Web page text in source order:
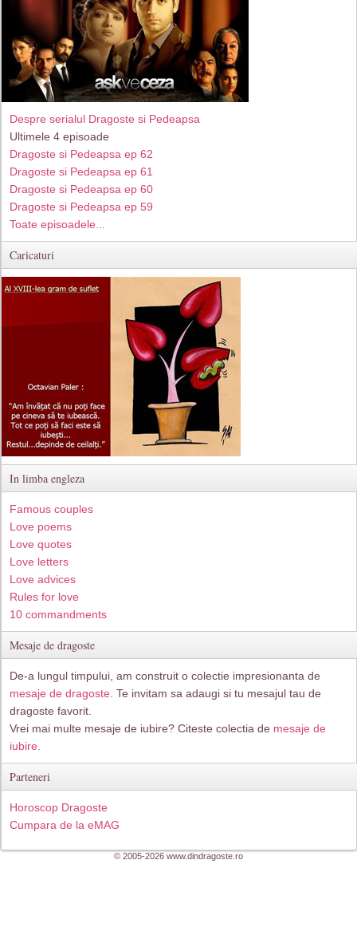
Despre serialul Dragoste si Pedeapsa
Ultimele 4 episoade
Dragoste si Pedeapsa ep 62
Dragoste si Pedeapsa ep 61
Dragoste si Pedeapsa ep 60
Dragoste si Pedeapsa ep 59
Toate episoadele...
Caricaturi
In limba engleza
Famous couples
Love poems
Love quotes
Love letters
Love advices
Rules for love
10 commandments
Mesaje de dragoste
De-a lungul timpului, am construit o colectie impresionanta de
mesaje de dragoste . Te invitam sa adaugi si tu mesajul tau de
dragoste favorit.
Vrei mai multe mesaje de iubire? Citeste colectia de mesaje de
iubire.
Parteneri
Horoscop Dragoste
Cumpara de la eMAG
© 2005-2026 www.dindragoste.ro